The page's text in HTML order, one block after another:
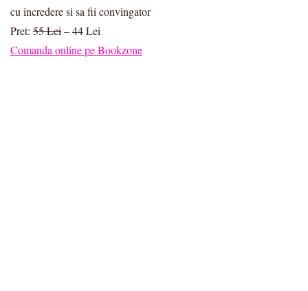
cu incredere si sa fii convingator
Pret: 55 Lei– 44 Lei
Comanda online pe Bookzone